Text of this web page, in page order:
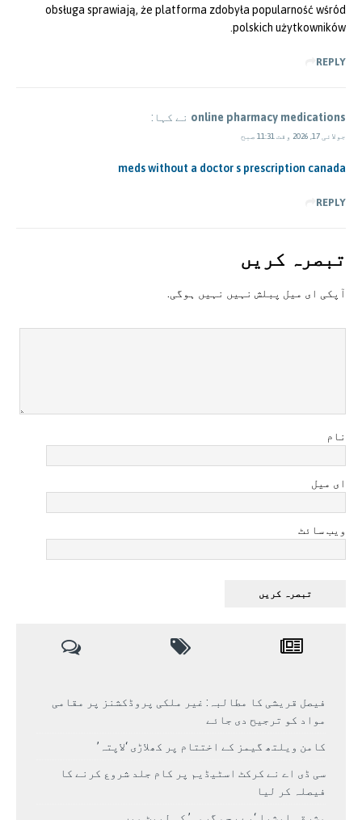
obsługa sprawiają, że platforma zdobyła popularność wśród
polskich użytkowników.
REPLY
online pharmacy medications نے کہا:
جولائی 17, 2026 وقت 11:31 صبح
meds without a doctor s prescription canada
REPLY
تبصرہ کريں
آپکی ای ميل پبلش نہيں نہيں ہوگی.
نام
ای میل
ویب سائٹ
فیصل قریشی کا مطالبہ: غیر ملکی پروڈکشنز پر مقامی
مواد کو ترجیح دی جائے
کامن ویلتھ گیمز کے اختتام پر کھلاڑی ‘لاپتہ’
سی ڈی اے نے کرکٹ اسٹیڈیم پر کام جلد شروع کرنے کا
فیصلہ کر لیا